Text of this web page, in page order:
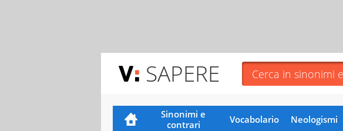
SAPERE
Sinonimi e
contrari
Vocabolario Neologismi